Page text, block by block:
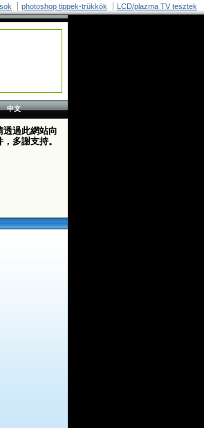
photoshop tippek-trükkök LCD/plazma TV tesztek
中文
透過此網站向
多謝支持。